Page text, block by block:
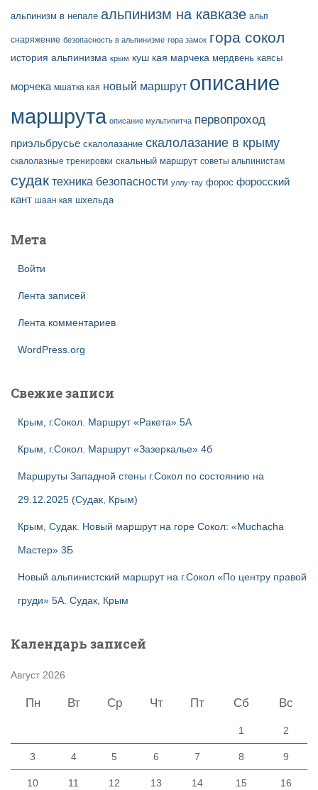
альпинизм в непале альпинизм на кавказе альп
снаряжение безопасность в альпинизме гора замок гора сокол
история альпинизма крым куш кая марчека мердвень каясы
морчека мшатка кая новый маршрут описание
маршрута описание мультипитча первопроход
приэльбрусье скалолазание скалолазание в крыму
скалолазные тренировки скальный маршрут советы альпинистам
судак техника безопасности уллу-тау форос форосский
кант шаан кая шхельда
Мета
Войти
Лента записей
Лента комментариев
WordPress.org
Свежие записи
Крым, г.Сокол. Маршрут «Ракета» 5А
Крым, г.Сокол. Маршрут «Зазеркалье» 4б
Маршруты Западной стены г.Сокол по состоянию на
29.12.2025 (Судак, Крым)
Крым, Судак. Новый маршрут на горе Сокол: «Muchacha
Мастер» 3Б
Новый альпинистский маршрут на г.Сокол «По центру правой
груди» 5А. Судак, Крым
Календарь записей
Август 2026
Пн Вт Ср Чт Пт Сб Вс
1 2
3 4 5 6 7 8 9
10 11 12 13 14 15 16